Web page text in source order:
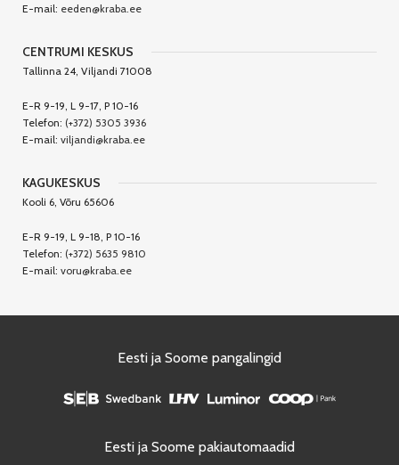
E-mail: eeden@kraba.ee
CENTRUMI KESKUS
Tallinna 24, Viljandi 71008
E-R 9-19, L 9-17, P 10-16
Telefon: (+372) 5305 3936
E-mail: viljandi@kraba.ee
KAGUKESKUS
Kooli 6, Võru 65606
E-R 9-19, L 9-18, P 10-16
Telefon: (+372) 5635 9810
E-mail: voru@kraba.ee
Eesti ja Soome pangalingid
Eesti ja Soome pakiautomaadid